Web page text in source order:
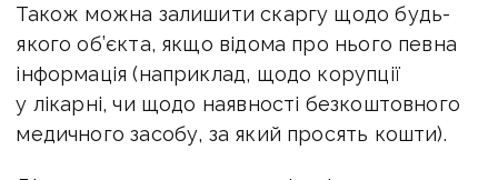
Також можна залишити скаргу щодо будь-
якого об’єкта, якщо відома про нього певна
інформація (наприклад, щодо корупції
у лікарні, чи щодо наявності безкоштовного
медичного засобу, за який просять кошти).